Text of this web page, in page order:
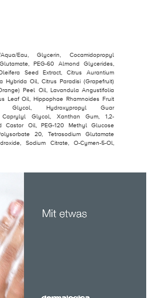
Eau, Glycerin, Cocamidopropyl
PEG-60 Almond Glycerides,
Seed Extract, Citrus Aurantium
Hybrida Oil, Citrus Paradisi (Grapefruit)
Peel Oil, Lavandula Angustifolia
Leaf Oil, Hippophae Rhamnoides Fruit
Glycol, Hydroxypropyl Guar
Caprylyl Glycol, Xanthan Gum, 1,2-
Castor Oil, PEG-120 Methyl Glucose
20, Tetrasodium Glutamate
Sodium Citrate, O-Cymen-5-Ol,